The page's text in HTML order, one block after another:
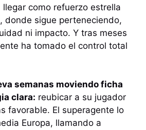
como refuerzo estrella
donde sigue perteneciendo,
ni impacto. Y tras meses
ha tomado el control total
semanas moviendo ficha
clara: reubicar a su jugador
favorable. El superagente lo
Europa, llamando a